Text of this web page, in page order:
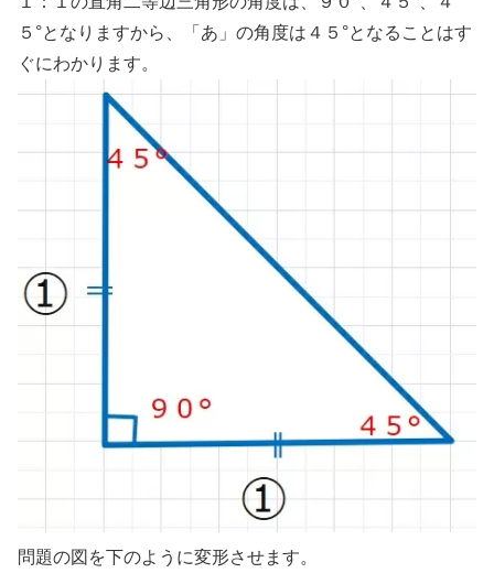
５°となりますから、「あ」の角度は４５°となることはす
ぐにわかります。
問題の図を下のように変形させます。